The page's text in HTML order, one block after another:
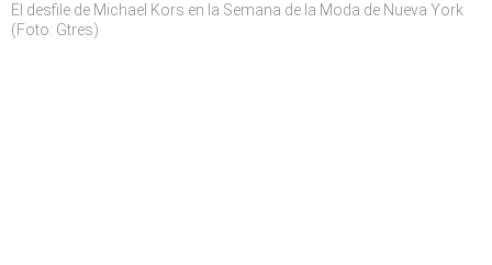
El desfile de Michael Kors en la Semana de la Moda de Nueva York
(Foto: Gtres)